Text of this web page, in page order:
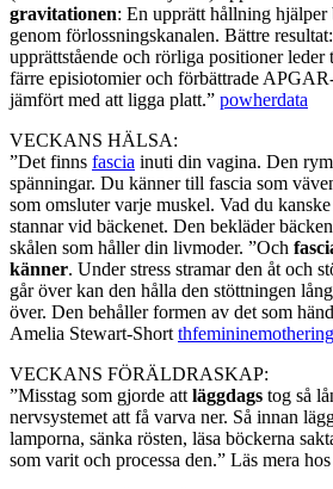
gravitationen: En upprätt hållning
genom förlossningskanalen. Bättre
upprättstående och rörliga positioner
färre episiotomier och förbättrade
jämfört med att ligga platt.” powherdata
VECKANS HÄLSA:
”Det finns fascia inuti din vagina. Den
spänningar. Du känner till fascia som
som omsluter varje muskel. Vad du
stannar vid bäckenet. Den bekläder
skålen som håller din livmoder. ”Och
känner. Under stress stramar den åt och
går över kan den hålla den stöttningen
över. Den behåller formen av det som
Amelia Stewart-Short thfemininemothering
VECKANS FÖRÄLDRASKAP:
”Misstag som gjorde att läggdags tog så
nervsystemet att få varva ner. Så innan
lamporna, sänka rösten, läsa böckerna
som varit och processa den.” Läs mera hos